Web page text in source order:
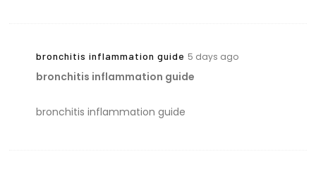
bronchitis inflammation guide 5 days ago
bronchitis inflammation guide
bronchitis inflammation guide